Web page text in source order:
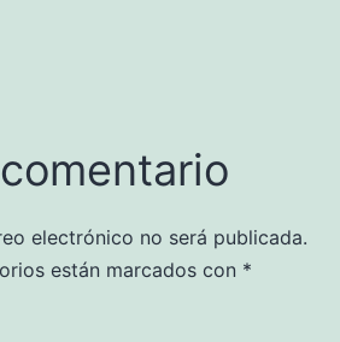
electrónico no será publicada.
están marcados con *